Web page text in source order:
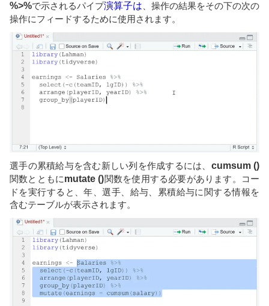
%>%で示されるパイプ演算子は 、操作の結果をその下の次の
操作にフィードするために使用されます。
選手の累積給与を含む新しい列を作成するには、 cumsum ()
関数とともにmutate ()関数を使用する必要があります。コー
ドを実行すると、年、選手、給与、累積給与に関する情報を
含むテーブルが表示されます。